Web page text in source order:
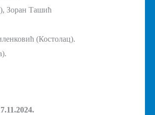
Зоран Ташић
(Костолац).